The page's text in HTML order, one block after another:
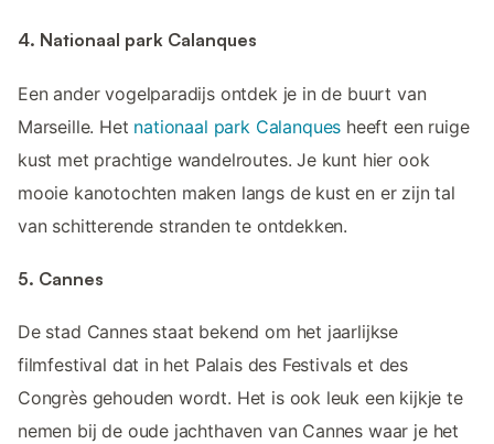
4. Nationaal park Calanques
Een ander vogelparadijs ontdek je in de buurt van
Marseille. Het nationaal park Calanques heeft een ruige
kust met prachtige wandelroutes. Je kunt hier ook
mooie kanotochten maken langs de kust en er zijn tal
van schitterende stranden te ontdekken.
5. Cannes
De stad Cannes staat bekend om het jaarlijkse
filmfestival dat in het Palais des Festivals et des
Congrès gehouden wordt. Het is ook leuk een kijkje te
nemen bij de oude jachthaven van Cannes waar je het